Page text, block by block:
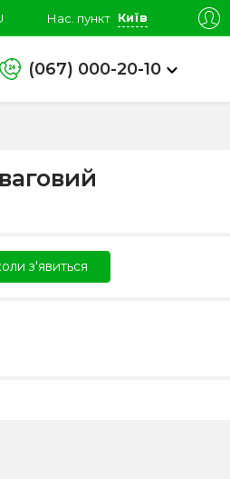
Нас. пункт Київ
(067) 000-20-10
з'явиться